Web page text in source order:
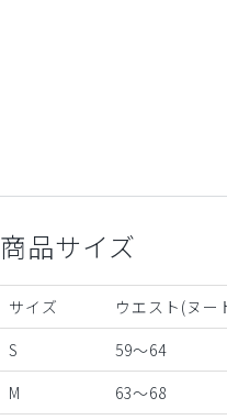
商品サイズ
サイズ ウエスト(ヌー
S
59～64
M
63～68